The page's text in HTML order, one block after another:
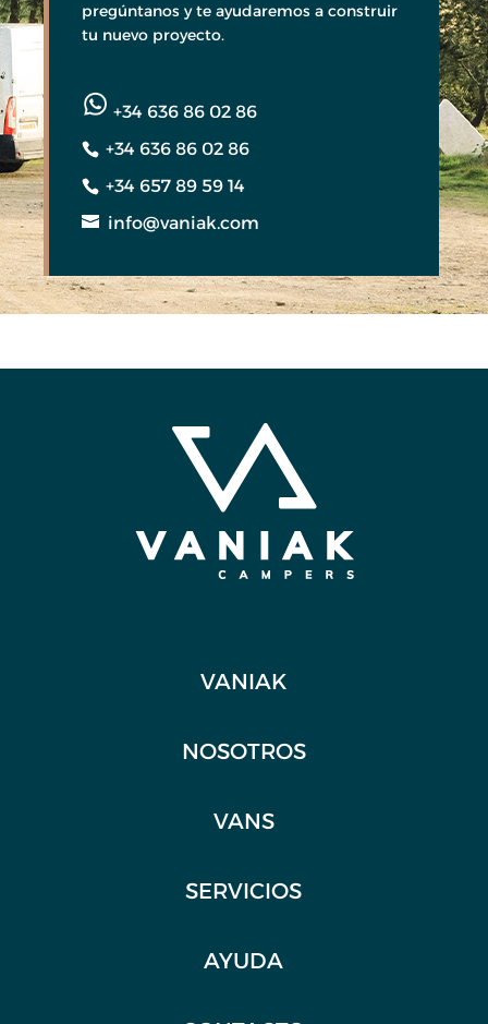
pregúntanos y te ayudaremos a construir
tu nuevo proyecto.
+34 636 86 02 86
+34 636 86 02 86
+34 657 89 59 14
info@vaniak.com
VANIAK
NOSOTROS
VANS
SERVICIOS
AYUDA